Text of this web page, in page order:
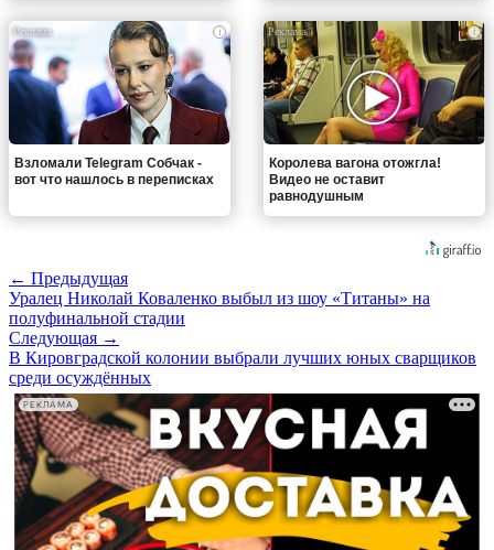
i
Взломали Telegram Собчак -
вот что нашлось в переписках
i
Королева вагона отожгла!
Видео не оставит
равнодушным
← Предыдущая
Уралец Николай Коваленко выбыл из шоу «Титаны» на
полуфинальной стадии
Следующая →
В Кировградской колонии выбрали лучших юных сварщиков
среди осуждённых
РЕКЛАМА